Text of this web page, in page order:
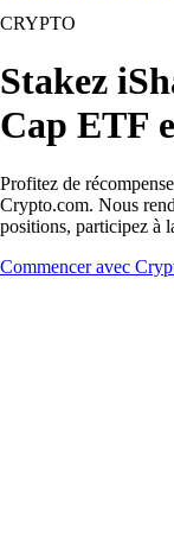
CRYPTO
Stakez
Cap ETF
Profitez de
Crypto.com. Nous
positions, participez à
Commencer avec